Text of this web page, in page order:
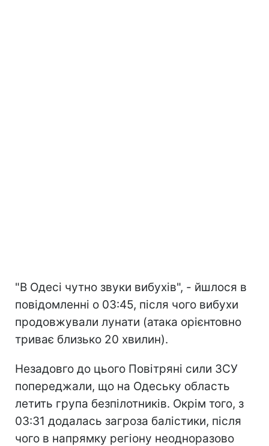
"В Одесі чутно звуки вибухів", - йшлося в
повідомленні о 03:45, після чого вибухи
продовжували лунати (атака орієнтовно
триває близько 20 хвилин).
Незадовго до цього Повітряні сили ЗСУ
попереджали, що на Одеську область
летить група безпілотників. Окрім того, з
03:31 додалась загроза балістики, після
чого в напрямку регіону неодноразово